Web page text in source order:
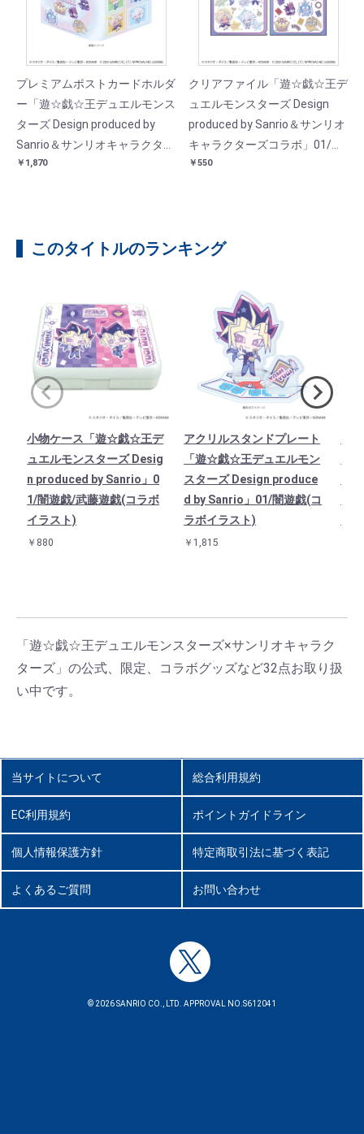
プレミアムポストカードホルダ
ー「遊☆戯☆王デュエルモンス
ターズ Design produced by
Sanrio＆サンリオキャラクター
ズコラボ」01/(コラボイラス
￥1,870
クリアファイル「遊☆戯☆王デ
ュエルモンスターズ Design
produced by Sanrio＆サンリオ
キャラクターズコラボ」01/集
合デザイン(コラボイラスト)
￥550
このタイトルのランキング
小物ケース「遊☆戯☆王デ
ュエルモンスターズ Desig
n produced by Sanrio」0
1/闇遊戯/武藤遊戯(コラボ
イラスト)
￥880
アクリルスタンドプレート
「遊☆戯☆王デュエルモン
スターズ Design produce
d by Sanrio」01/闇遊戯(コ
ラボイラスト)
￥1,815
「遊☆戯☆王デュエルモンスターズ×サンリオキャラク
ターズ」の公式、限定、コラボグッズなど32点お取り扱
い中です。
当サイトについて 総合利用規約
EC利用規約 ポイントガイドライン
個人情報保護方針 特定商取引法に基づく表記
よくあるご質問 お問い合わせ
© 2026 SANRIO CO., LTD. APPROVAL NO.S612041